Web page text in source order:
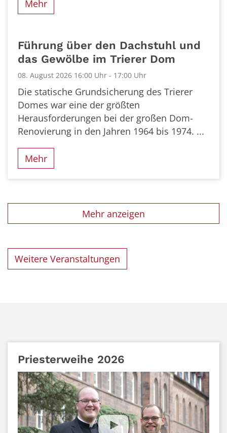
Mehr
Führung über den Dachstuhl und
das Gewölbe im Trierer Dom
08. August 2026 16:00 Uhr - 17:00 Uhr
Die statische Grundsicherung des Trierer
Domes war eine der größten
Herausforderungen bei der großen Dom-
Renovierung in den Jahren 1964 bis 1974. ...
Mehr
Mehr anzeigen
Weitere Veranstaltungen
Priesterweihe 2026